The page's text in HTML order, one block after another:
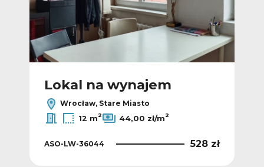
Lokal na wynajem
Wrocław, Stare Miasto
12 m2 44,00 zł/m2
ASO-LW-36044 528 zł